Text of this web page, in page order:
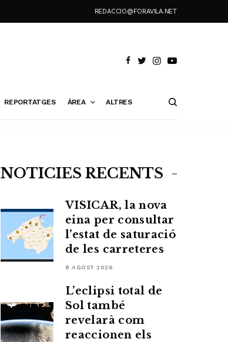
REDACCIO@FORAVILA.NET
REPORTATGES ÀREA ALTRES
NOTÍCIES RECENTS
VISICAR, la nova
eina per consultar
l’estat de saturació
de les carreteres
8 AGOST 2026
L’eclipsi total de
Sol també
revelarà com
reaccionen els